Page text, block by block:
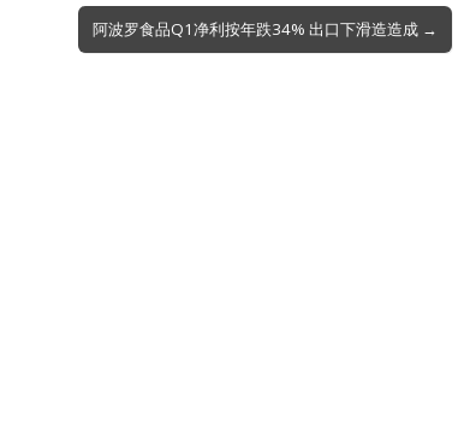
阿波罗食品Q1净利按年跌34% 出口下滑造造成 →